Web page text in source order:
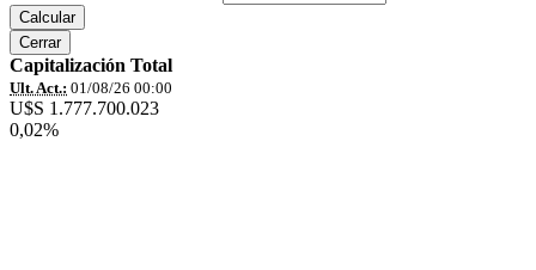
Calcular
Cerrar
Capitalización Total
Ult. Act.: 01/08/26 00:00
U$S 1.777.700.023
0,02%